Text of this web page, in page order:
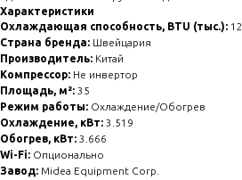
Характеристики
Охлаждающая способность, BTU (тыс.): 12
Страна бренда: Швейцария
Производитель: Китай
Компрессор: Не инвертор
Площадь, м²: 35
Режим работы: Охлаждение/Обогрев
Охлаждение, кВт: 3.519
Обогрев, кВт: 3.666
Wi-Fi: Опционально
Завод: Midea Equipment Corp.